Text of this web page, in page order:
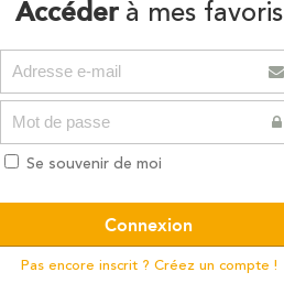
Accéderà mes favoris
Se souvenir de moi
Pas encore inscrit ? Créez un compte !